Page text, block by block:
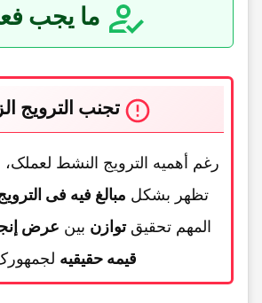
ما یجب
تجنب الترویج
رغم أهمیه الترویج النشط
تظهر بشکل مبالغ فیه فی
المهم تحقیقتوازن بین عرض
قیمه حقیقیه